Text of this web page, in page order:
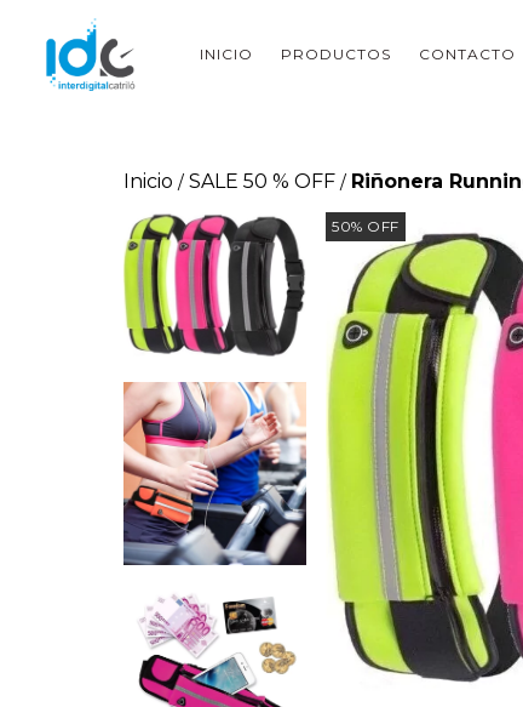
INICIO PRODUCTOS CONTACTO
Inicio / SALE 50 % OFF / Riñonera
50% OFF